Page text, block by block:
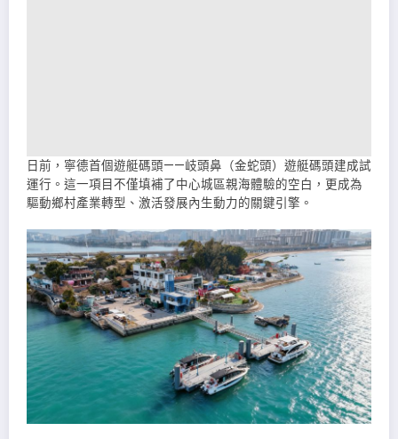
日前，寧德首個遊艇碼頭——岐頭鼻（金蛇頭）遊艇碼頭建成試
運行。這一項目不僅填補了中心城區親海體驗的空白，更成為
驅動鄉村產業轉型、激活發展內生動力的關鍵引擎。